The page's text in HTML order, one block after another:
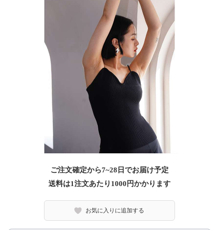
ご注文確定から7~28日でお届け予定
送料は1注文あたり 1000 円かかります
お気に入りに追加する